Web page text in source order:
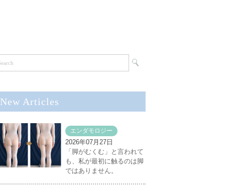
New Articles
エンダモロジー
2026年07月27日
「脚がむくむ」と言われて
も、私が最初に触るのは脚
ではありません。